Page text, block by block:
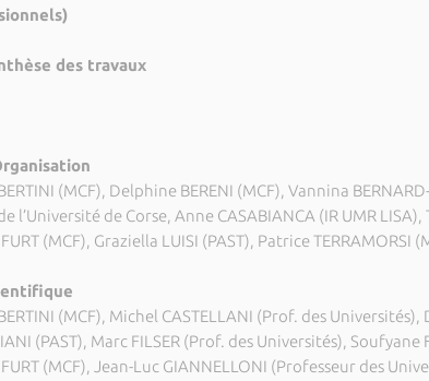
des travaux
(MCF), Delphine BERENI (MCF), Vannina
l’Université de Corse, Anne CASABIANCA (IR UMR LISA),
(MCF), Graziella LUISI (PAST), Patrice TERRAMORSI
(MCF), Michel CASTELLANI (Prof. des Universités),
(PAST), Marc FILSER (Prof. des Universités), Soufyane
(MCF), Jean-Luc GIANNELLONI (Professeur des